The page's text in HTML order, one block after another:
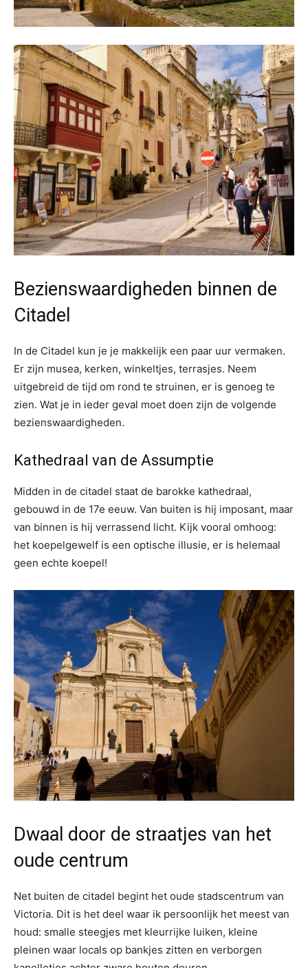
Bezienswaardigheden binnen de
Citadel
In de Citadel kun je je makkelijk een paar uur vermaken.
Er zijn musea, kerken, winkeltjes, terrasjes. Neem
uitgebreid de tijd om rond te struinen, er is genoeg te
zien. Wat je in ieder geval moet doen zijn de volgende
bezienswaardigheden.
Kathedraal van de Assumptie
Midden in de citadel staat de barokke kathedraal,
gebouwd in de 17e eeuw. Van buiten is hij imposant, maar
van binnen is hij verrassend licht. Kijk vooral omhoog:
het koepelgewelf is een optische illusie, er is helemaal
geen echte koepel!
Dwaal door de straatjes van het
oude centrum
Net buiten de citadel begint het oude stadscentrum van
Victoria. Dit is het deel waar ik persoonlijk het meest van
houd: smalle steegjes met kleurrijke luiken, kleine
pleinen waar locals op bankjes zitten en verborgen